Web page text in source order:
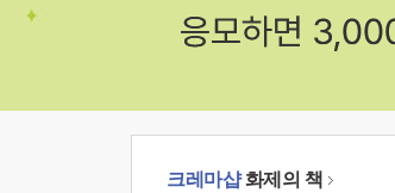
크레마샵화제의 책